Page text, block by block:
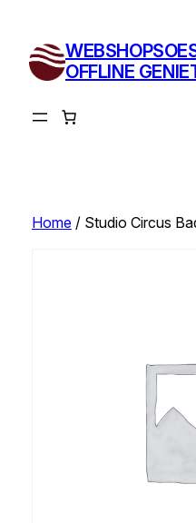
inhoud
OFFLINE
Home/ Studio Circus